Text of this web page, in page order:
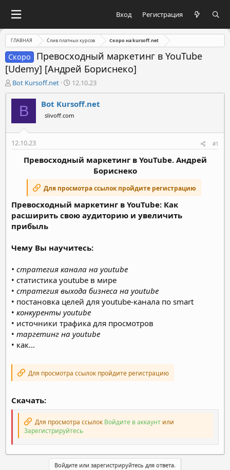
Вход Регистрация
ГЛАВНАЯ Слив платных курсов Скоро на kursoff.net
Скоро
Превосходный маркетинг в YouTube
[Udemy] [Андрей Бориснеко]
А
в
т
м
Bot Kursoff.net
Д
а
т
а
н
а
а
12.10.23
B Bot Kursoff.net
slivoff.com
12.10.23 #1
Превосходный маркетинг в YouTube. Андрей
Бориснеко
Для просмотра ссылок пройдите регистрацию
Превосходный маркетинг в YouTube: Как
расширить свою аудиторию и увеличить
прибыль
Чему Вы научитесь:
• стратегия канала на youtube
• статистика youtube в мире
• стратегия выхода бизнеса на youtube
• постановка целей для youtube-канала по smart
• конкуренты youtube
• источники трафика для просмотров
• таргетинг на youtube
• как...
Для просмотра ссылок пройдите регистрацию
Скачать:
Для просмотра ссылок Войдите в аккаунт или
Зарегистрируйтесь
Войдите или зарегистрируйтесь для ответа.